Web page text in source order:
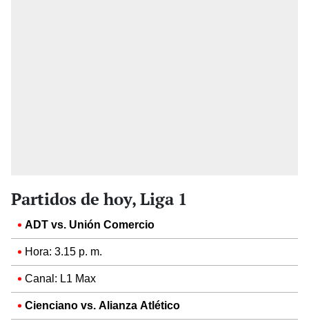
Partidos de hoy, Liga 1
ADT vs. Unión Comercio
Hora: 3.15 p. m.
Canal: L1 Max
Cienciano vs. Alianza Atlético